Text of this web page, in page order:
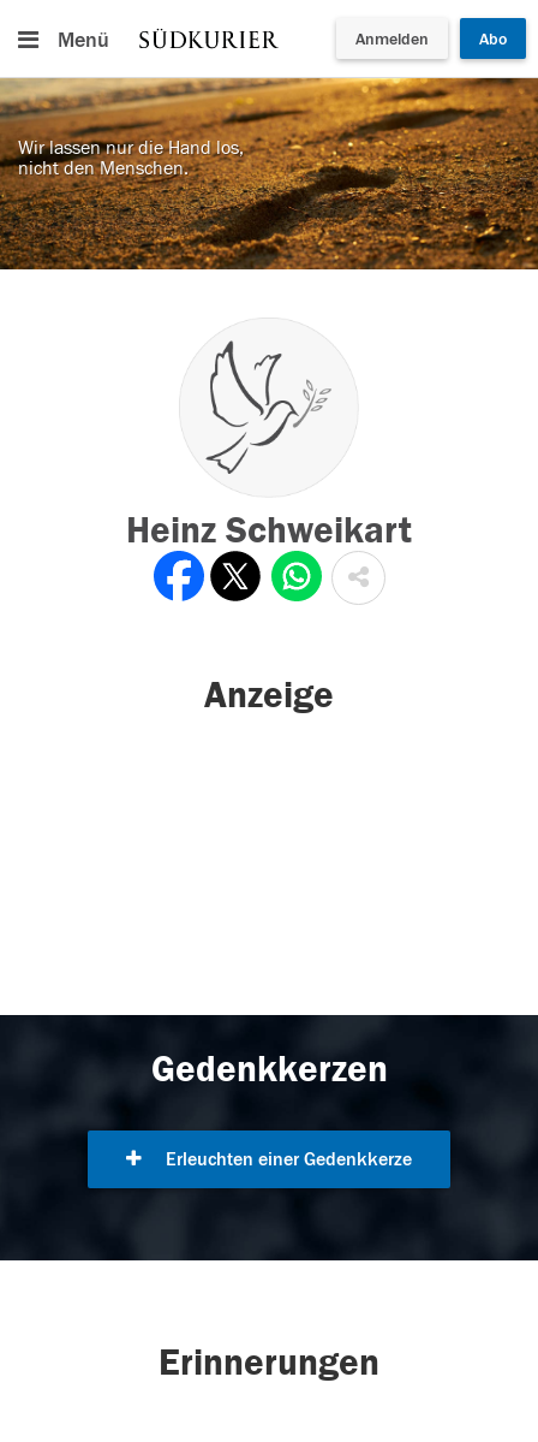
Menü Anmelden Abo
Wir lassen nur die Hand los,
nicht den Menschen.
Heinz Schweikart
Anzeige
Gedenkkerzen
Erleuchten einer Gedenkkerze
Erinnerungen